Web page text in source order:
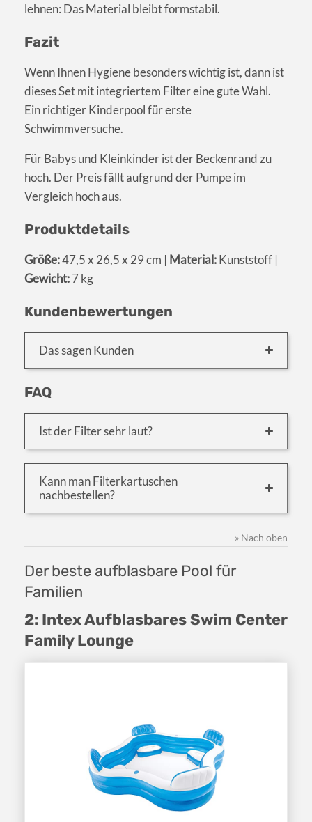
lehnen: Das Material bleibt formstabil.
Fazit
Wenn Ihnen Hygiene besonders wichtig ist, dann ist
dieses Set mit integriertem Filter eine gute Wahl.
Ein richtiger Kinderpool für erste
Schwimmversuche.
Für Babys und Kleinkinder ist der Beckenrand zu
hoch. Der Preis fällt aufgrund der Pumpe im
Vergleich hoch aus.
Produktdetails
Größe:47,5 x 26,5 x 29 cm | Material:Kunststoff |
Gewicht:7 kg
Kundenbewertungen
Das sagen Kunden
FAQ
Ist der Filter sehr laut?
Kann man Filterkartuschen
nachbestellen?
» Nach oben
Der beste aufblasbare Pool für
Familien
2: Intex Aufblasbares Swim Center
Family Lounge